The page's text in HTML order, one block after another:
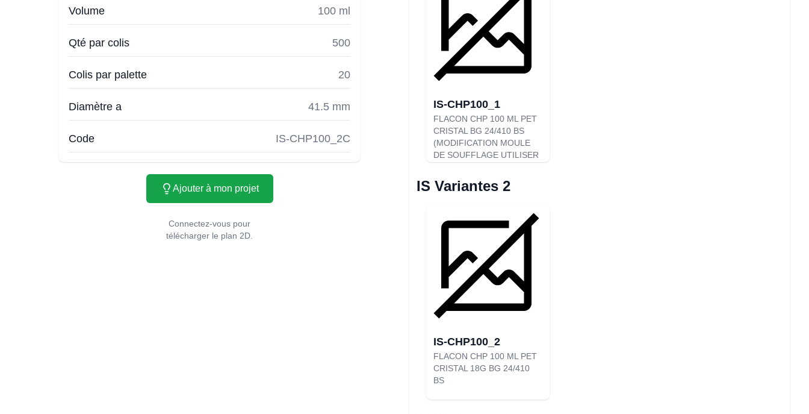
Volume 100 ml
Qté par colis 500
Colis par palette 20
Diamètre a 41.5 mm
Code IS-CHP100_2C
Ajouter à mon projet
Connectez-vous pour
télécharger le plan 2D.
IS-CHP100_1
FLACON CHP 100 ML PET
CRISTAL BG 24/410 BS
(MODIFICATION MOULE
DE SOUFFLAGE UTILISER
IS Variantes 2
IS-CHP100_2
FLACON CHP 100 ML PET
CRISTAL 18G BG 24/410
BS